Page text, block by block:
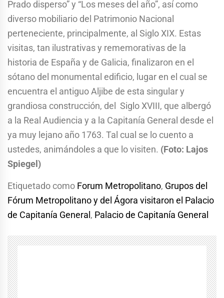
Prado disperso” y “Los meses del año”, así como
diverso mobiliario del Patrimonio Nacional
perteneciente, principalmente, al Siglo XIX. Estas
visitas, tan ilustrativas y rememorativas de la
historia de España y de Galicia, finalizaron en el
sótano del monumental edificio, lugar en el cual se
encuentra el antiguo Aljibe de esta singular y
grandiosa construcción, del Siglo XVIII, que albergó
a la Real Audiencia y a la Capitanía General desde el
ya muy lejano año 1763. Tal cual se lo cuento a
ustedes, animándoles a que lo visiten. (Foto: Lajos
Spiegel)
Etiquetado como Forum Metropolitano, Grupos del
Fórum Metropolitano y del Ágora visitaron el Palacio
de Capitanía General, Palacio de Capitanía General